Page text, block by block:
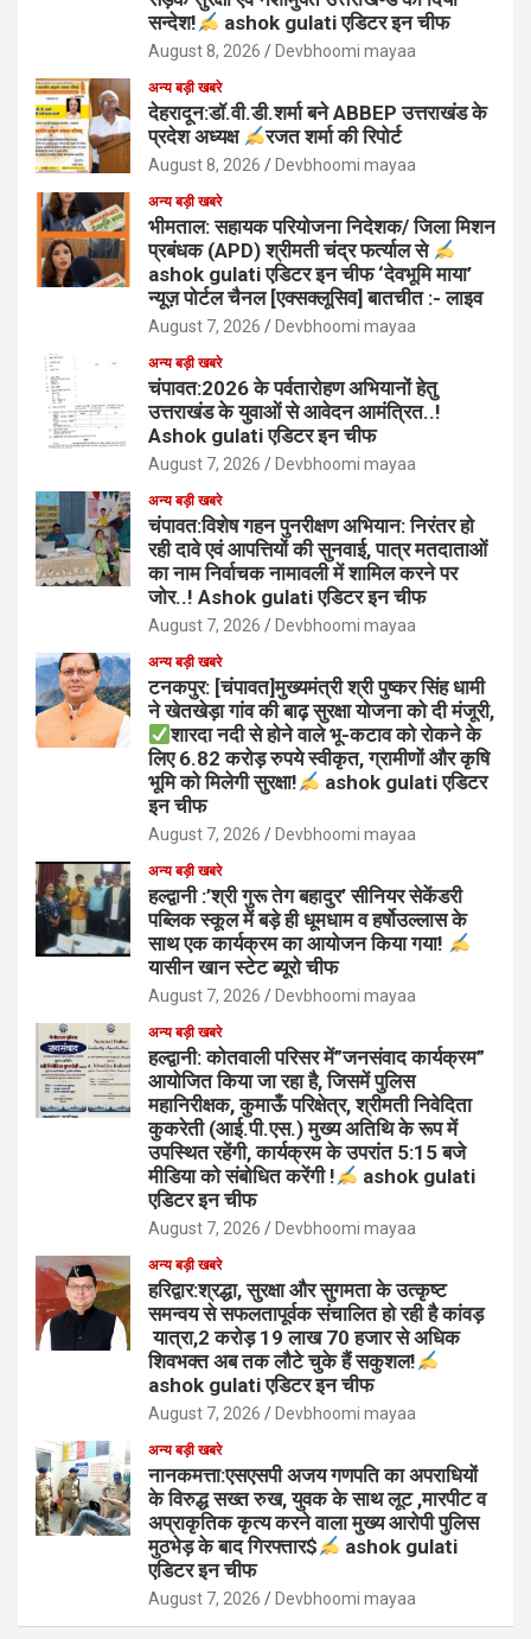
सन्देश!
ashok gulati एडिटर इन चीफ
August 8, 2026 Devbhoomi mayaa
अन्य बड़ी खबरे
देहरादून:डॉ.वी.डी.शर्मा बने ABBEP उत्तराखंड के
प्रदेश अध्यक्ष
रजत शर्मा की रिपोर्ट
August 8, 2026 Devbhoomi mayaa
अन्य बड़ी खबरे
भीमताल: सहायक परियोजना निदेशक/ जिला मिशन
प्रबंधक (APD) श्रीमती चंद्र फर्त्याल से
ashok gulati एडिटर इन चीफ ‘देवभूमि माया’
न्यूज़ पोर्टल चैनल [एक्सक्लूसिव] बातचीत :- लाइव
August 7, 2026 Devbhoomi mayaa
अन्य बड़ी खबरे
चंपावत:2026 के पर्वतारोहण अभियानों हेतु
उत्तराखंड के युवाओं से आवेदन आमंत्रित..!
Ashok gulati एडिटर इन चीफ
August 7, 2026 Devbhoomi mayaa
अन्य बड़ी खबरे
चंपावत:विशेष गहन पुनरीक्षण अभियान: निरंतर हो
रही दावे एवं आपत्तियों की सुनवाई, पात्र मतदाताओं
का नाम निर्वाचक नामावली में शामिल करने पर
जोर..! Ashok gulati एडिटर इन चीफ
August 7, 2026 Devbhoomi mayaa
अन्य बड़ी खबरे
टनकपुर: [चंपावत]मुख्यमंत्री श्री पुष्कर सिंह धामी
ने खेतखेड़ा गांव की बाढ़ सुरक्षा योजना को दी मंजूरी,
शारदा नदी से होने वाले भू-कटाव को रोकने के
लिए 6.82 करोड़ रुपये स्वीकृत, ग्रामीणों और कृषि
भूमि को मिलेगी सुरक्षा!
ashok gulati एडिटर
इन चीफ
August 7, 2026 Devbhoomi mayaa
अन्य बड़ी खबरे
हल्द्वानी :’श्री गुरू तेग बहादुर’ सीनियर सेकेंडरी
पब्लिक स्कूल में बड़े ही धूमधाम व हर्षोउल्लास के
साथ एक कार्यक्रम का आयोजन किया गया!
यासीन खान स्टेट ब्यूरो चीफ
August 7, 2026 Devbhoomi mayaa
अन्य बड़ी खबरे
हल्द्वानी: कोतवाली परिसर में”जनसंवाद कार्यक्रम”
आयोजित किया जा रहा है, जिसमें पुलिस
महानिरीक्षक, कुमाऊँ परिक्षेत्र, श्रीमती निवेदिता
कुकरेती (आई.पी.एस.) मुख्य अतिथि के रूप में
उपस्थित रहेंगी, कार्यक्रम के उपरांत 5:15 बजे
मीडिया को संबोधित करेंगी !
ashok gulati
एडिटर इन चीफ
August 7, 2026 Devbhoomi mayaa
अन्य बड़ी खबरे
हरिद्वार:श्रद्धा, सुरक्षा और सुगमता के उत्कृष्ट
समन्वय से सफलतापूर्वक संचालित हो रही है कांवड़
यात्रा,2 करोड़ 19 लाख 70 हजार से अधिक
शिवभक्त अब तक लौटे चुके हैं सकुशल!
ashok gulati एडिटर इन चीफ
August 7, 2026 Devbhoomi mayaa
अन्य बड़ी खबरे
नानकमत्ता:एसएसपी अजय गणपति का अपराधियों
के विरुद्ध सख्त रुख, युवक के साथ लूट ,मारपीट व
अप्राकृतिक कृत्य करने वाला मुख्य आरोपी पुलिस
मुठभेड़ के बाद गिरफ्तार$
ashok gulati
एडिटर इन चीफ
August 7, 2026 Devbhoomi mayaa